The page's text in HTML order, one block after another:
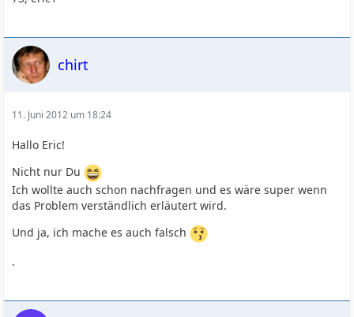
chirt
11. Juni 2012 um 18:24
Hallo Eric!
Nicht nur Du
Ich wollte auch schon nachfragen und es wäre super wenn
das Problem verständlich erläutert wird.
Und ja, ich mache es auch falsch
.